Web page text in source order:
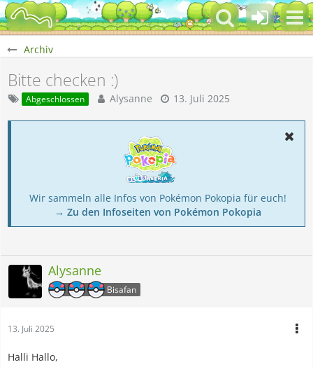
Archiv
Bitte checken :)
Abgeschlossen Alysanne 13. Juli 2025
Wir sammeln alle Infos von Pokémon Pokopia für euch!
→ Zu den Infoseiten von Pokémon Pokopia
Alysanne
Bisafan
13. Juli 2025
Halli Hallo,